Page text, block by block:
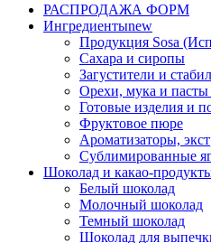
РАСПРОДАЖА ФОРМ
Ингредиентыnew
Продукция Sosa
Сахара и сиропы
Загустители и
Орехи, мука и пасты
Готовые изделия и
Фруктовое пюре
Ароматизаторы,
Сублимированные
Шоколад и какао-
Белый шоколад
Молочный шоколад
Темный шоколад
Шоколад для